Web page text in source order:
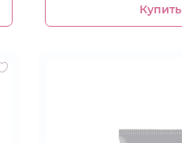
Купить